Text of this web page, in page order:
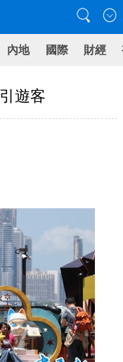
內地 國際 財經
遊客